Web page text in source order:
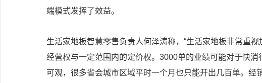
端模式发挥了效益。
生活家地板智慧零售负责人何泽涛称，“生活家地板非常重
经营权与一定范围内的定价权。3000单的业绩可能对于快
可观，很多省会城市区域平时一个月也只能开出几百单。